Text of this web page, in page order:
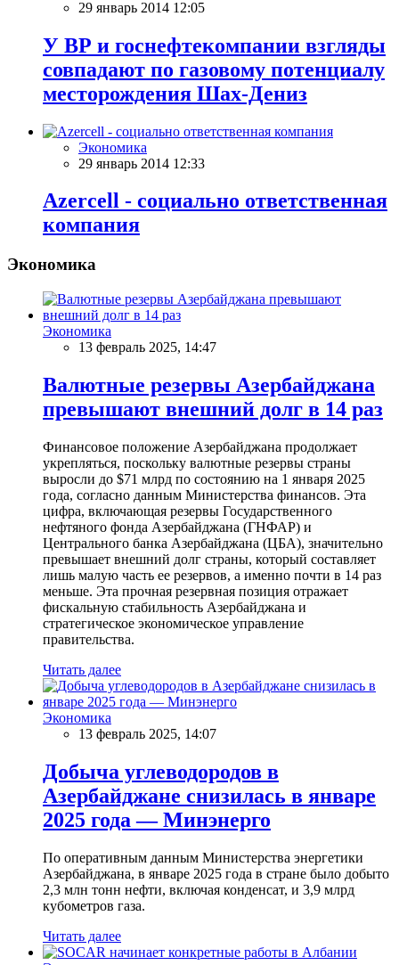
29 январь 2014 12:05
У ВР и госнефтекомпании взгляды
совпадают по газовому потенциалу
месторождения Шах-Дениз
Экономика
29 январь 2014 12:33
Azercell - социально ответственная
компания
Экономика
Экономика
13 февраль 2025, 14:47
Валютные резервы Азербайджана
превышают внешний долг в 14 раз
Финансовое положение Азербайджана продолжает
укрепляться, поскольку валютные резервы страны
выросли до $71 млрд по состоянию на 1 января 2025
года, согласно данным Министерства финансов. Эта
цифра, включающая резервы Государственного
нефтяного фонда Азербайджана (ГНФАР) и
Центрального банка Азербайджана (ЦБА), значительно
превышает внешний долг страны, который составляет
лишь малую часть ее резервов, а именно почти в 14 раз
меньше. Эта прочная резервная позиция отражает
фискальную стабильность Азербайджана и
стратегическое экономическое управление
правительства.
Читать далее
Экономика
13 февраль 2025, 14:07
Добыча углеводородов в
Азербайджане снизилась в январе
2025 года — Минэнерго
По оперативным данным Министерства энергетики
Азербайджана, в январе 2025 года в стране было добыто
2,3 млн тонн нефти, включая конденсат, и 3,9 млрд
кубометров газа.
Читать далее